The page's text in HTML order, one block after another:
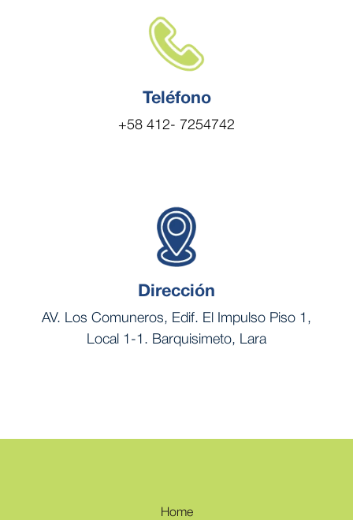
Teléfono
+58 412- 7254742
Dirección
AV. Los Comuneros, Edif. El Impulso Piso 1,
Local 1-1. Barquisimeto, Lara
Home